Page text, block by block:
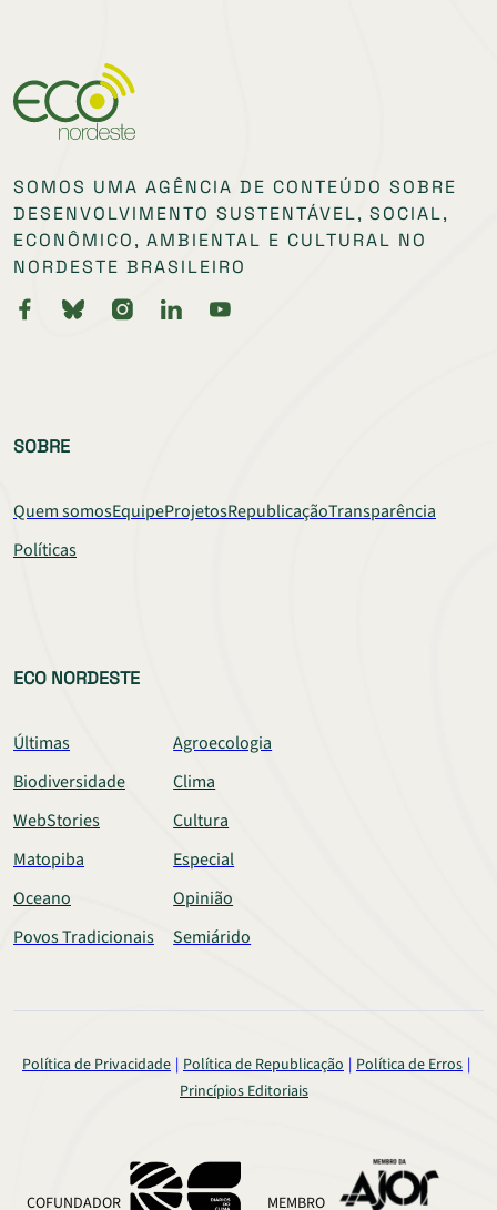
SOMOS UMA AGÊNCIA DE CONTEÚDO SOBRE
DESENVOLVIMENTO SUSTENTÁVEL, SOCIAL,
ECONÔMICO, AMBIENTAL E CULTURAL NO
NORDESTE BRASILEIRO
SOBRE
Quem somosEquipeProjetosRepublicaçãoTransparência
Políticas
ECO NORDESTE
Últimas
Agroecologia
Biodiversidade
Clima
WebStories
Cultura
Matopiba
Especial
Oceano
Opinião
Povos Tradicionais
Semiárido
Política de Privacidade Política de Republicação
Política de Erros
Princípios Editoriais
COFUNDADOR MEMBRO